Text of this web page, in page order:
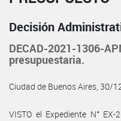
Decisión
DECAD-2021-1306-
presupuestaria.
Ciudad de Buenos Aires, 30/
VISTO el Expediente N° EX-